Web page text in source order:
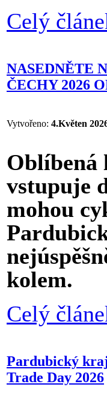
Celý
NASEDNĚTE
ČECHY 2026
Vytvořeno: 4.Květen
Oblíbená
vstupuje
mohou
kolem.
Celý
Pardubický
Trade Day 2026